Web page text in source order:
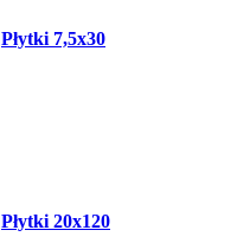
Płytki 7,5x30
Płytki 20x120